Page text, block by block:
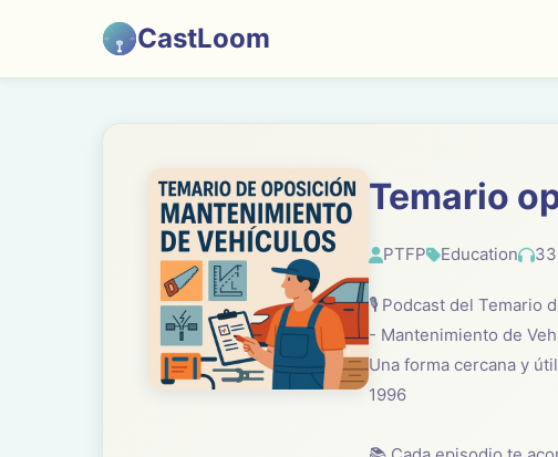
CastLoom
Temario
PTFP Education 33
🎙️ Podcast del Temario
- Mantenimiento de
Una forma cercana y
1996